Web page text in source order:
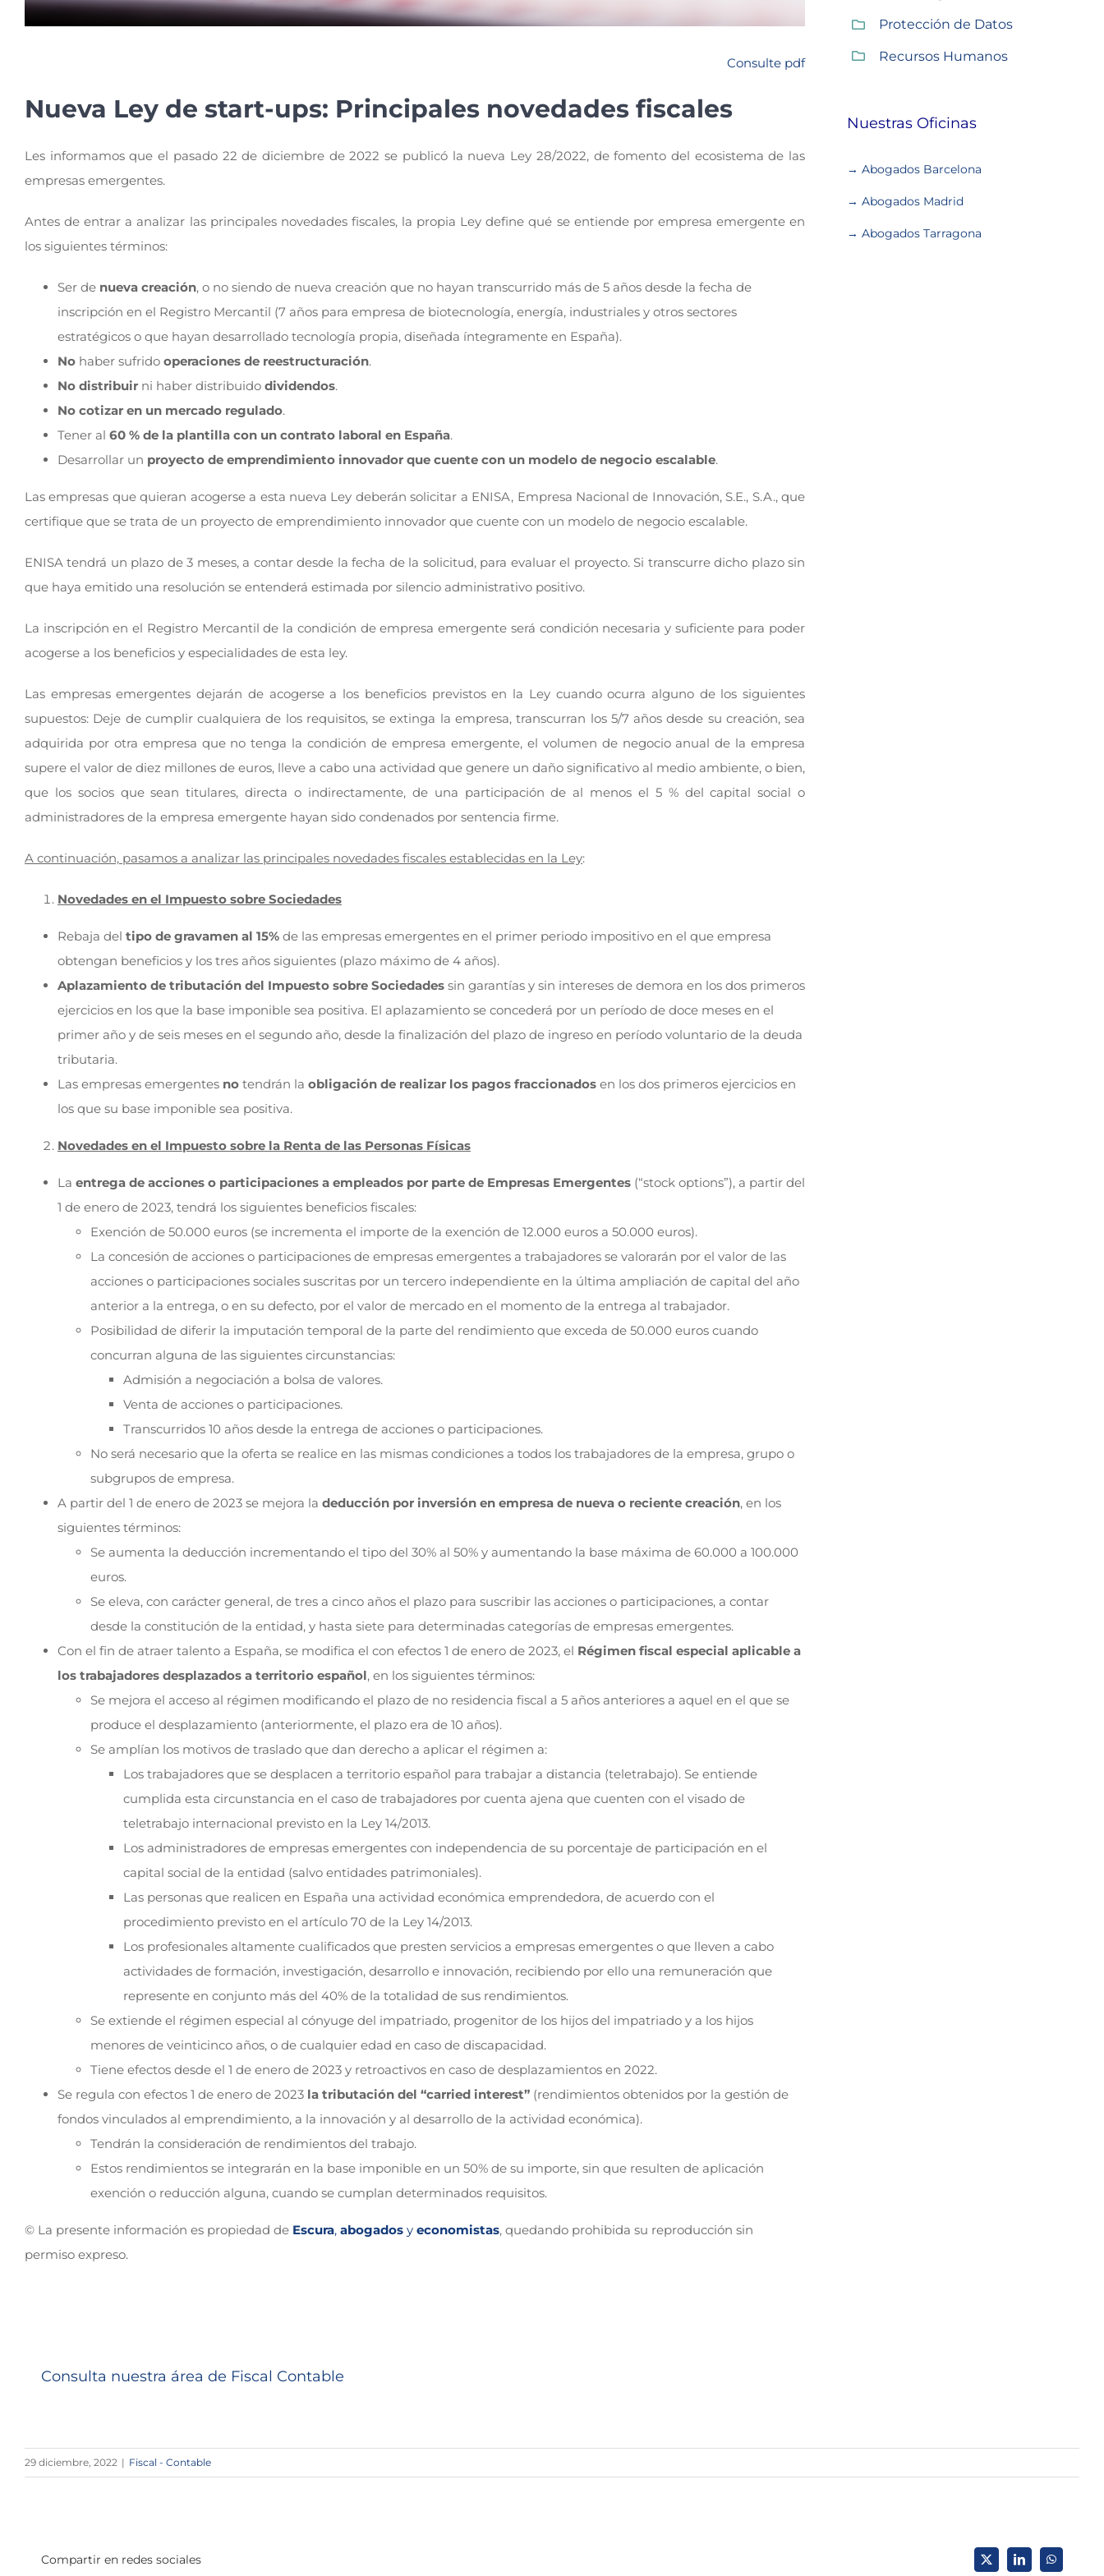
Consulte pdf
Nueva Ley de start-ups: Principales novedades fiscales
Les informamos que el pasado 22 de diciembre de 2022 se publicó la nueva Ley 28/2022, de fomento del ecosistema de las
empresas emergentes.
Antes de entrar a analizar las principales novedades fiscales, la propia Ley define qué se entiende por empresa emergente en
los siguientes términos:
Ser de nueva creación, o no siendo de nueva creación que no hayan transcurrido más de 5 años desde la fecha de
inscripción en el Registro Mercantil (7 años para empresa de biotecnología, energía, industriales y otros sectores
estratégicos o que hayan desarrollado tecnología propia, diseñada íntegramente en España).
Nohaber sufrido operaciones de reestructuración.
No distribuirni haber distribuido dividendos.
No cotizar en un mercado regulado.
Tener al 60 % de la plantilla con un contrato laboral en España.
Desarrollar un proyecto de emprendimiento innovador que cuente con un modelo de negocio escalable.
Las empresas que quieran acogerse a esta nueva Ley deberán solicitar a ENISA, Empresa Nacional de Innovación, S.E., S.A., que
certifique que se trata de un proyecto de emprendimiento innovador que cuente con un modelo de negocio escalable.
ENISA tendrá un plazo de 3 meses, a contar desde la fecha de la solicitud, para evaluar el proyecto. Si transcurre dicho plazo sin
que haya emitido una resolución se entenderá estimada por silencio administrativo positivo.
La inscripción en el Registro Mercantil de la condición de empresa emergente será condición necesaria y suficiente para poder
acogerse a los beneficios y especialidades de esta ley.
Las empresas emergentes dejarán de acogerse a los beneficios previstos en la Ley cuando ocurra alguno de los siguientes
supuestos: Deje de cumplir cualquiera de los requisitos, se extinga la empresa, transcurran los 5/7 años desde su creación, sea
adquirida por otra empresa que no tenga la condición de empresa emergente, el volumen de negocio anual de la empresa
supere el valor de diez millones de euros, lleve a cabo una actividad que genere un daño significativo al medio ambiente, o bien,
que los socios que sean titulares, directa o indirectamente, de una participación de al menos el 5 % del capital social o
administradores de la empresa emergente hayan sido condenados por sentencia firme.
A continuación, pasamos a analizar las principales novedades fiscales establecidas en la Ley:
Novedades en el Impuesto sobre Sociedades
Rebaja del tipo de gravamen al 15%de las empresas emergentes en el primer periodo impositivo en el que empresa
obtengan beneficios y los tres años siguientes (plazo máximo de 4 años).
Aplazamiento de tributación del Impuesto sobre Sociedades sin garantías y sin intereses de demora en los dos primeros
ejercicios en los que la base imponible sea positiva. El aplazamiento se concederá por un período de doce meses en el
primer año y de seis meses en el segundo año, desde la finalización del plazo de ingreso en período voluntario de la deuda
tributaria.
Las empresas emergentes notendrán la obligación de realizar los pagos fraccionadosen los dos primeros ejercicios en
los que su base imponible sea positiva.
Novedades en el Impuesto sobre la Renta de las Personas Físicas
La entrega de acciones o participaciones a empleados por parte de Empresas Emergentes(“stock options”), a partir del
1 de enero de 2023, tendrá los siguientes beneficios fiscales:
Exención de 50.000 euros (se incrementa el importe de la exención de 12.000 euros a 50.000 euros).
La concesión de acciones o participaciones de empresas emergentes a trabajadores se valorarán por el valor de las
acciones o participaciones sociales suscritas por un tercero independiente en la última ampliación de capital del año
anterior a la entrega, o en su defecto, por el valor de mercado en el momento de la entrega al trabajador.
Posibilidad de diferir la imputación temporal de la parte del rendimiento que exceda de 50.000 euros cuando
concurran alguna de las siguientes circunstancias:
Admisión a negociación a bolsa de valores.
Venta de acciones o participaciones.
Transcurridos 10 años desde la entrega de acciones o participaciones.
No será necesario que la oferta se realice en las mismas condiciones a todos los trabajadores de la empresa, grupo o
subgrupos de empresa.
A partir del 1 de enero de 2023 se mejora la deducción por inversión en empresa de nueva o reciente creación, en los
siguientes términos:
Se aumenta la deducción incrementando el tipo del 30% al 50% y aumentando la base máxima de 60.000 a 100.000
euros.
Se eleva, con carácter general, de tres a cinco años el plazo para suscribir las acciones o participaciones, a contar
desde la constitución de la entidad, y hasta siete para determinadas categorías de empresas emergentes.
Con el fin de atraer talento a España, se modifica el con efectos 1 de enero de 2023, el Régimen fiscal especial aplicable a
los trabajadores desplazados a territorio español, en los siguientes términos:
Se mejora el acceso al régimen modificando el plazo de no residencia fiscal a 5 años anteriores a aquel en el que se
produce el desplazamiento (anteriormente, el plazo era de 10 años).
Se amplían los motivos de traslado que dan derecho a aplicar el régimen a:
Los trabajadores que se desplacen a territorio español para trabajar a distancia (teletrabajo). Se entiende
cumplida esta circunstancia en el caso de trabajadores por cuenta ajena que cuenten con el visado de
teletrabajo internacional previsto en la Ley 14/2013.
Los administradores de empresas emergentes con independencia de su porcentaje de participación en el
capital social de la entidad (salvo entidades patrimoniales).
Las personas que realicen en España una actividad económica emprendedora, de acuerdo con el
procedimiento previsto en el artículo 70 de la Ley 14/2013.
Los profesionales altamente cualificados que presten servicios a empresas emergentes o que lleven a cabo
actividades de formación, investigación, desarrollo e innovación, recibiendo por ello una remuneración que
represente en conjunto más del 40% de la totalidad de sus rendimientos.
Se extiende el régimen especial al cónyuge del impatriado, progenitor de los hijos del impatriado y a los hijos
menores de veinticinco años, o de cualquier edad en caso de discapacidad.
Tiene efectos desde el 1 de enero de 2023 y retroactivos en caso de desplazamientos en 2022.
Se regula con efectos 1 de enero de 2023la tributación del “carried interest”(rendimientos obtenidos por la gestión de
fondos vinculados al emprendimiento, a la innovación y al desarrollo de la actividad económica).
Tendrán la consideración de rendimientos del trabajo.
Estos rendimientos se integrarán en la base imponible en un 50% de su importe, sin que resulten de aplicación
exención o reducción alguna, cuando se cumplan determinados requisitos.
© La presente información es propiedad de Escura, abogadosy economistas, quedando prohibida su reproducción sin
permiso expreso.
Protección de Datos
Recursos Humanos
Nuestras Oficinas
→ Abogados Barcelona
→ Abogados Madrid
→ Abogados Tarragona
Consulta nuestra área de Fiscal Contable
29 diciembre, 2022 | Fiscal - Contable
Compartir en redes sociales X LinkedInWhatsApp